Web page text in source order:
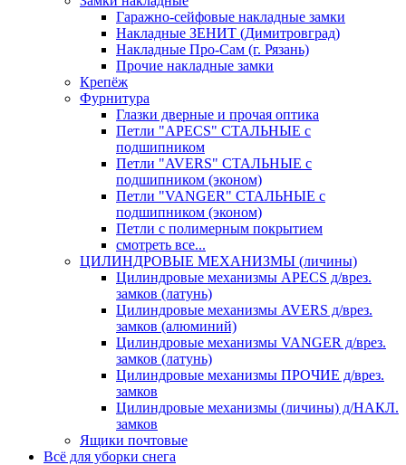
Гаражно-сейфовые накладные замки
Накладные ЗЕНИТ (Димитровград)
Накладные Про-Сам (г. Рязань)
Прочие накладные замки
Крепёж
Фурнитура
Глазки дверные и прочая оптика
Петли "APECS" СТАЛЬНЫЕ с
подшипником
Петли "AVERS" СТАЛЬНЫЕ с
подшипником (эконом)
Петли "VANGER" СТАЛЬНЫЕ с
подшипником (эконом)
Петли с полимерным покрытием
смотреть все...
ЦИЛИНДРОВЫЕ МЕХАНИЗМЫ (личины)
Цилиндровые механизмы APECS д/врез.
замков (латунь)
Цилиндровые механизмы AVERS д/врез.
замков (алюминий)
Цилиндровые механизмы VANGER д/врез.
замков (латунь)
Цилиндровые механизмы ПРОЧИЕ д/врез.
замков
Цилиндровые механизмы (личины) д/НАКЛ.
замков
Ящики почтовые
Всё для уборки снега